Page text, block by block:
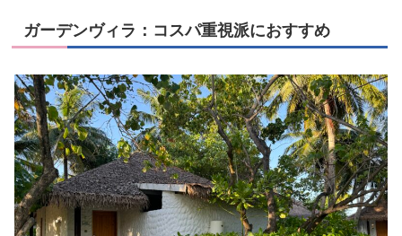
ガーデンヴィラ：コスパ重視派におすすめ